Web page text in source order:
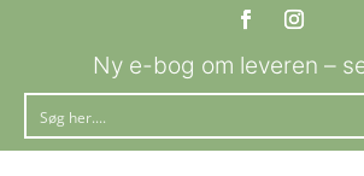
Ny e-bog om leveren –